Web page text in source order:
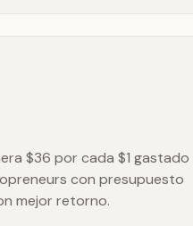
$36 por cada $1 gastado
con presupuesto
mejor retorno.